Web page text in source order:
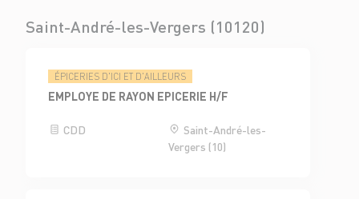
Saint-André-les-Vergers (10120)
ÉPICERIES D'ICI ET D'AILLEURS
EMPLOYE DE RAYON EPICERIE H/F
CDD
Saint-André-les-
Vergers (10)